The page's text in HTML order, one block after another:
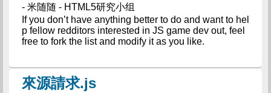
- 米随随 - HTML5研究小组
If you don’t have anything better to do and want to hel
p fellow redditors interested in JS game dev out, feel
free to fork the list and modify it as you like.
來源請求.js